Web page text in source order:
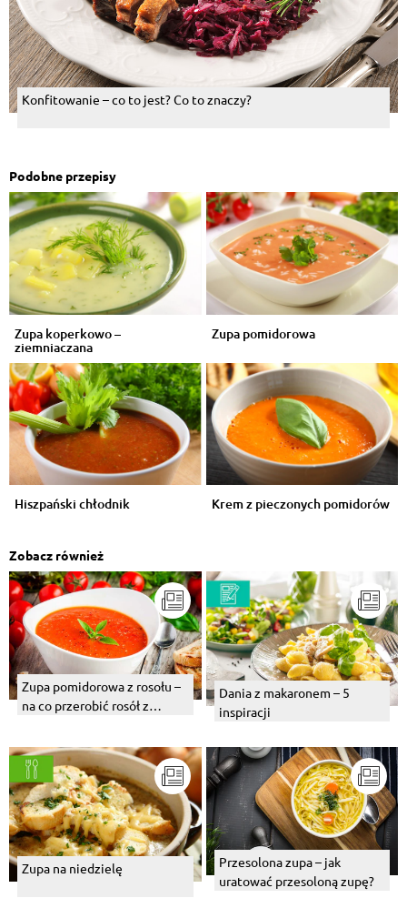
Konfitowanie – co to jest? Co to znaczy?
Podobne przepisy
Zupa koperkowo –
ziemniaczana
Zupa pomidorowa
Hiszpański chłodnik Krem z pieczonych pomidorów
Zobacz również
Zupa pomidorowa z rosołu –
na co przerobić rosół z
Dania z makaronem – 5
inspiracji
Zupa na niedzielę
Przesolona zupa – jak
uratować przesoloną zupę?